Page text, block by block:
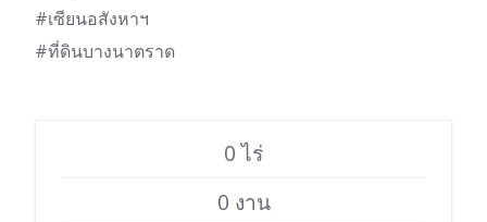
#เซียนอสังหาฯ
#ที่ดินบางนาตราด
0 ไร่
0 งาน